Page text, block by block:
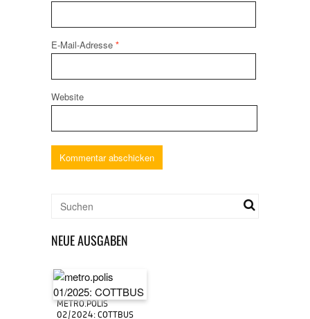
E-Mail-Adresse *
Website
NEUE AUSGABEN
METRO.POLIS
02/2024: COTTBUS